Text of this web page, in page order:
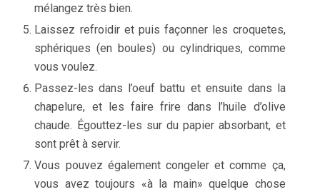
mélangez très bien.
Laissez refroidir et puis façonner les croquetes,
sphériques (en boules) ou cylindriques, comme
vous voulez.
Passez-les dans l’oeuf battu et ensuite dans la
chapelure, et les faire frire dans l’huile d’olive
chaude. Égouttez-les sur du papier absorbant, et
sont prêt à servir.
Vous pouvez également congeler et comme ça,
vous avez toujours «à la main» quelque chose